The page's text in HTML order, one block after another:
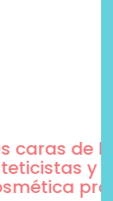
son